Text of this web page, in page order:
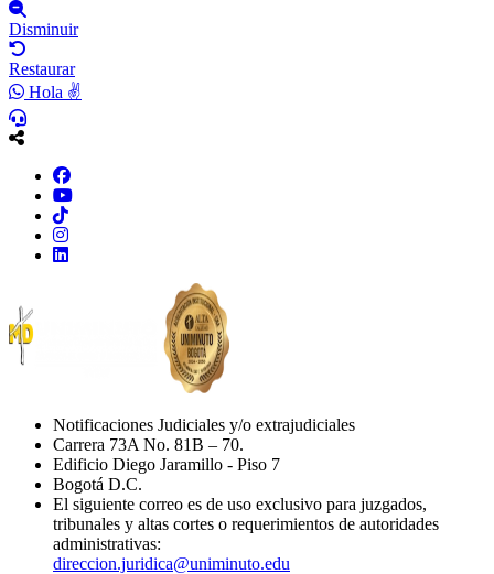
Disminuir
Restaurar
Hola ✌
Notificaciones Judiciales y/o extrajudiciales
Carrera 73A No. 81B – 70.
Edificio Diego Jaramillo - Piso 7
Bogotá D.C.
El siguiente correo es de uso exclusivo para juzgados,
tribunales y altas cortes o requerimientos de autoridades
administrativas:
direccion.juridica@uniminuto.edu